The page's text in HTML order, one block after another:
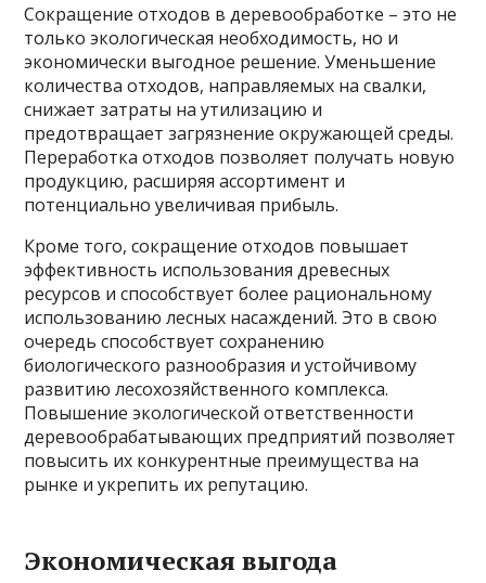
Сокращение отходов в деревообработке – это не
только экологическая необходимость, но и
экономически выгодное решение. Уменьшение
количества отходов, направляемых на свалки,
снижает затраты на утилизацию и
предотвращает загрязнение окружающей среды.
Переработка отходов позволяет получать новую
продукцию, расширяя ассортимент и
потенциально увеличивая прибыль.
Кроме того, сокращение отходов повышает
эффективность использования древесных
ресурсов и способствует более рациональному
использованию лесных насаждений. Это в свою
очередь способствует сохранению
биологического разнообразия и устойчивому
развитию лесохозяйственного комплекса.
Повышение экологической ответственности
деревообрабатывающих предприятий позволяет
повысить их конкурентные преимущества на
рынке и укрепить их репутацию.
Экономическая выгода